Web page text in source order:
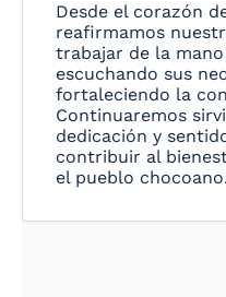
Desde el corazón
reafirmamos
trabajar de la
escuchando sus
fortaleciendo la
Continuaremos
dedicación y
contribuir al
el pueblo chocoano.